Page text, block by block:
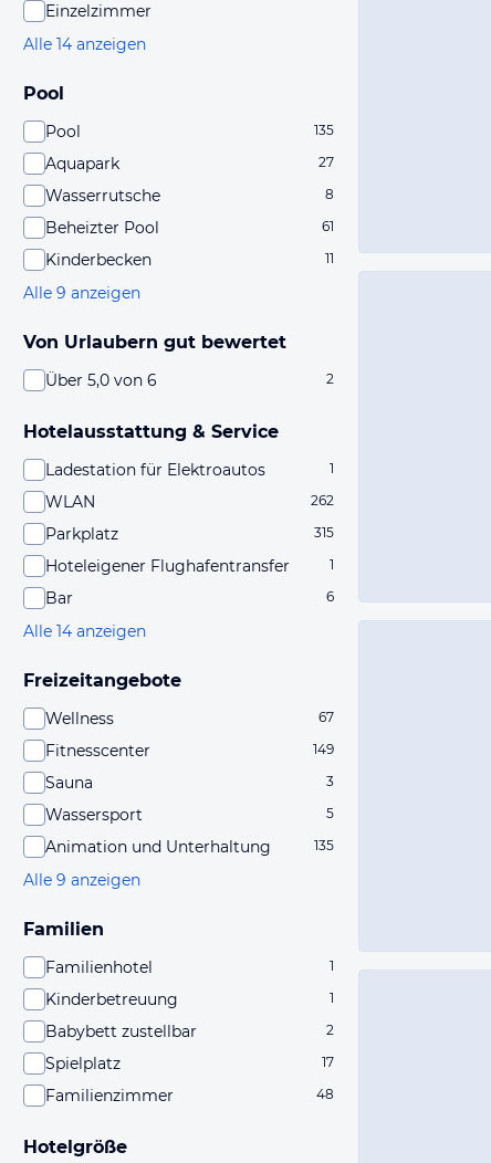
Einzelzimmer
Alle 14 anzeigen
Pool
Pool 135
Aquapark 27
Wasserrutsche 8
Beheizter Pool 61
Kinderbecken 11
Alle 9 anzeigen
Von Urlaubern gut bewertet
Über 5,0 von 6 2
Hotelausstattung & Service
Ladestation für Elektroautos 1
WLAN 262
Parkplatz 315
Hoteleigener Flughafentransfer 1
Bar 6
Alle 14 anzeigen
Freizeitangebote
Wellness 67
Fitnesscenter 149
Sauna 3
Wassersport 5
Animation und Unterhaltung 135
Alle 9 anzeigen
Familien
Familienhotel 1
Kinderbetreuung 1
Babybett zustellbar 2
Spielplatz 17
Familienzimmer 48
Hotelgröße